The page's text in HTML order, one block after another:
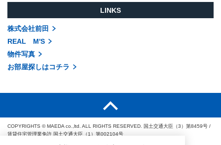
LINKS
株式会社前田
REAL M'S
物件写真
お部屋探しはコチラ
COPYRIGHTS © MAEDA co.,ltd. ALL RIGHTS RESERVED. 国土交通大臣（3）第8459号 /
賃貸住宅管理業免許 国土交通大臣（1）第002104号